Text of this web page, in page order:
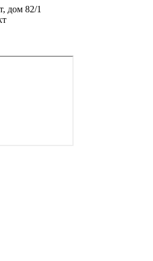
дом 82/1